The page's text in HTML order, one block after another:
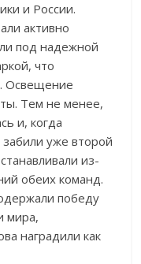
и России.
активно
под надежной
что
Освещение
Тем не менее,
и, когда
уже второй
из-
обеих команд.
победу
мира,
наградили как